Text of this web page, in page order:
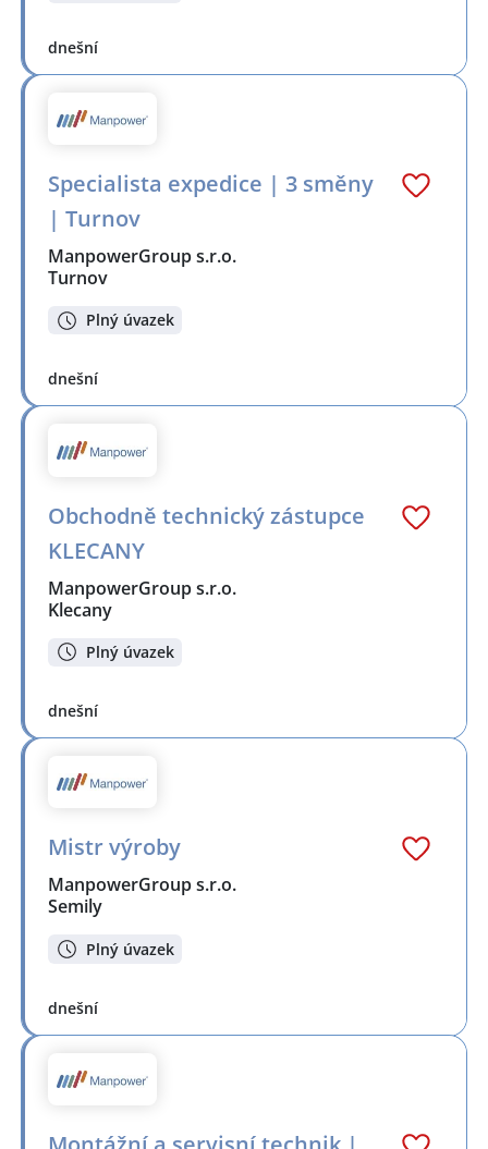
dnešní
Specialista expedice | 3 směny
| Turnov
ManpowerGroup s.r.o.
Turnov
Plný úvazek
dnešní
Obchodně technický zástupce
KLECANY
ManpowerGroup s.r.o.
Klecany
Plný úvazek
dnešní
Mistr výroby
ManpowerGroup s.r.o.
Semily
Plný úvazek
dnešní